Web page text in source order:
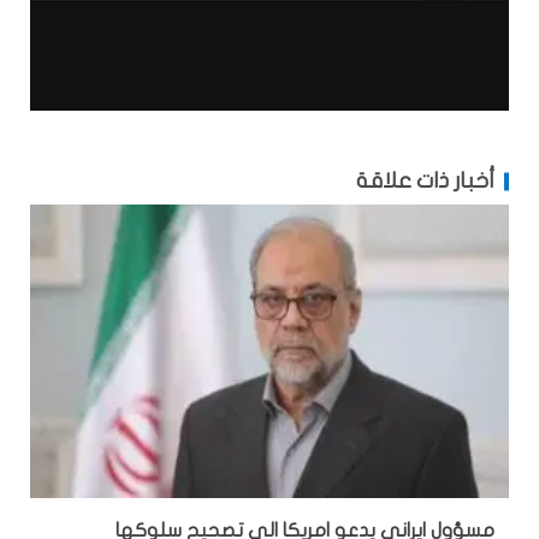
أخبار ذات علاقة
مسؤول ايراني يدعو امريكا الى تصحيح سلوكها